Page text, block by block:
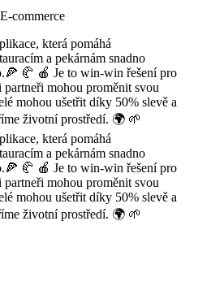
commerce
která pomáhá
a pekárnám snadno
🥐 🍎 Je to win-win řešení pro
partneři mohou proměnit svou
mohou ušetřit díky 50% slevě a
životní prostředí. 🌍 🌱
která pomáhá
a pekárnám snadno
🥐 🍎 Je to win-win řešení pro
partneři mohou proměnit svou
mohou ušetřit díky 50% slevě a
životní prostředí. 🌍 🌱